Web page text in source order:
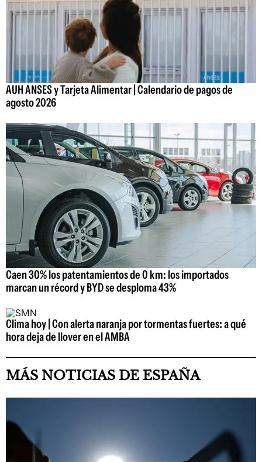
AUH ANSES y Tarjeta Alimentar | Calendario de pagos de
agosto 2026
Caen 30% los patentamientos de 0 km: los importados
marcan un récord y BYD se desploma 43%
Clima hoy | Con alerta naranja por tormentas fuertes: a qué
hora deja de llover en el AMBA
MÁS NOTICIAS DE ESPAÑA